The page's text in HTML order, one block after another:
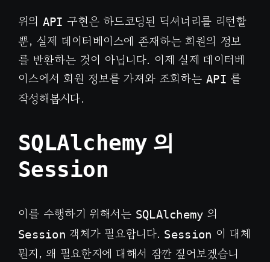
위의 API 구현은 하드코딩된 딕셔너리를 리턴할
뿐, 실제 데이터베이스에 존재하는 회원의 정보
를 반환하는 것이 아닙니다. 이제 실제 데이터베
이스에서 회원 정보를 가져와 조회하는 API 를
작성해봅시다.
SQLAlchemy 의
Session
이를 수행하기 위해서는 SQLAlchemy 의
Session 객체가 필요합니다. Session 이 대체
뭔지, 왜 필요한지에 대해서 잠깐 짚어보겠습니